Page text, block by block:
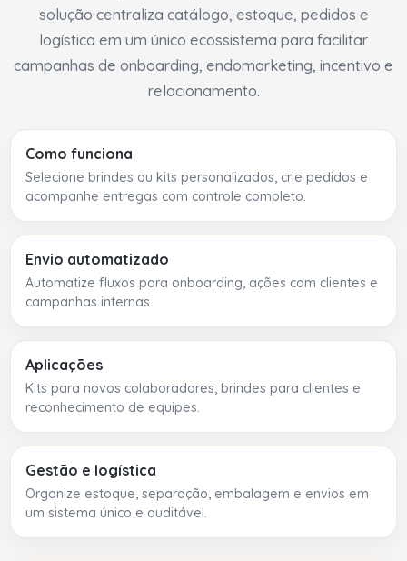
solução centraliza catálogo, estoque, pedidos e
logística em um único ecossistema para facilitar
campanhas de onboarding, endomarketing, incentivo e
relacionamento.
Como funciona
Selecione brindes ou kits personalizados, crie pedidos e
acompanhe entregas com controle completo.
Envio automatizado
Automatize fluxos para onboarding, ações com clientes e
campanhas internas.
Aplicações
Kits para novos colaboradores, brindes para clientes e
reconhecimento de equipes.
Gestão e logística
Organize estoque, separação, embalagem e envios em
um sistema único e auditável.